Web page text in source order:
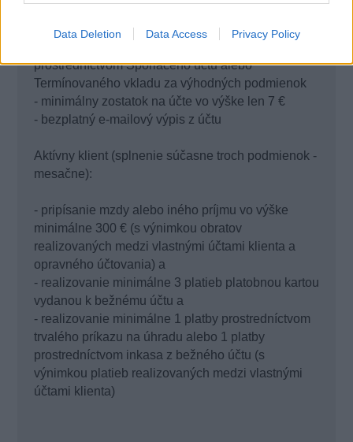
Data Deletion Data Access Privacy Policy
inkaso - platba na základe súhlasu s inkasom
prostredníctvom Sporiaceho účtu alebo
Termínovaného vkladu za výhodných podmienok
- minimálny zostatok na účte vo výške len 7 €
- bezplatný e-mailový výpis z účtu
Aktívny klient (splnenie súčasne troch podmienok -
mesačne):
- pripísanie mzdy alebo iného príjmu vo výške
minimálne 300 € (s výnimkou obratov
realizovaných medzi vlastnými účtami klienta a
opravného účtovania) a
- realizovanie minimálne 3 platieb platobnou kartou
vydanou k bežnému účtu a
- realizovanie minimálne 1 platby prostredníctvom
trvalého príkazu na úhradu alebo 1 platby
prostredníctvom inkasa z bežného účtu (s
výnimkou platieb realizovaných medzi vlastnými
účtami klienta)